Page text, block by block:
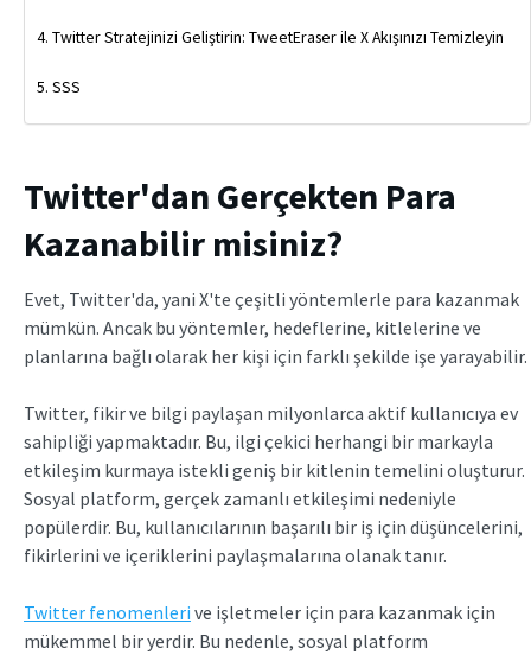
Twitter Stratejinizi Geliştirin: TweetEraser ile X Akışınızı Temizleyin
SSS
Twitter'dan Gerçekten Para
Kazanabilir misiniz?
Evet, Twitter'da, yani X'te çeşitli yöntemlerle para kazanmak
mümkün. Ancak bu yöntemler, hedeflerine, kitlelerine ve
planlarına bağlı olarak her kişi için farklı şekilde işe yarayabilir.
Twitter, fikir ve bilgi paylaşan milyonlarca aktif kullanıcıya ev
sahipliği yapmaktadır. Bu, ilgi çekici herhangi bir markayla
etkileşim kurmaya istekli geniş bir kitlenin temelini oluşturur.
Sosyal platform, gerçek zamanlı etkileşimi nedeniyle
popülerdir. Bu, kullanıcılarının başarılı bir iş için düşüncelerini,
fikirlerini ve içeriklerini paylaşmalarına olanak tanır.
Twitter fenomenleri ve işletmeler için para kazanmak için
mükemmel bir yerdir. Bu nedenle, sosyal platform